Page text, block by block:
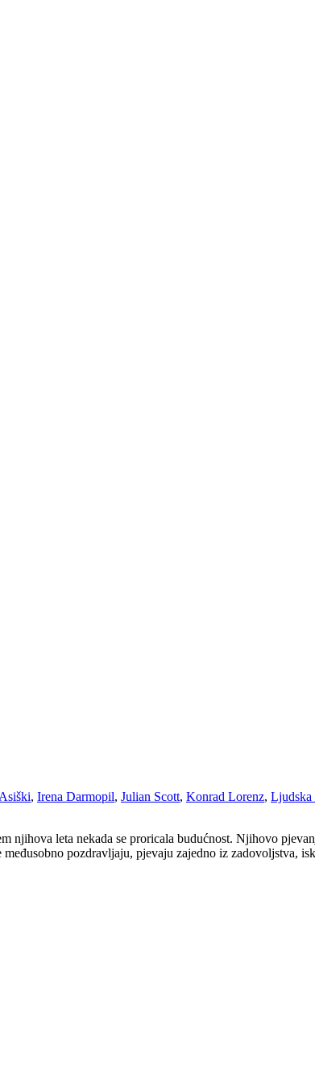
, Irena Darmopil, Julian Scott, Konrad Lorenz, Ljudska
njihova leta nekada se proricala budućnost. Njihovo
pozdravljaju, pjevaju zajedno iz zadovoljstva,